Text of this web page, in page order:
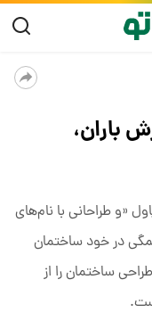
باران،
«و طراحانی با نام‌های
در خود ساختمان
ساختمان را از